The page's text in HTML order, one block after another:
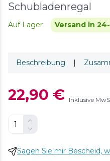
Schubladenregal
Auf Lager Versand in
Beschreibung |
22,90 € Inklusive
Sagen Sie mir Bescheid,